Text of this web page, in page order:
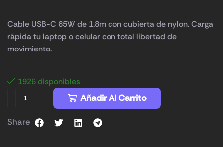
Cable USB-C 65W de 1.8m con cubierta de nylon. Carga
rápida tu laptop o celular con total libertad de
movimiento.
1926 disponibles
Añadir Al Carrito
Share